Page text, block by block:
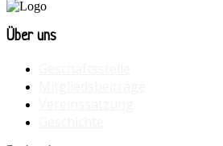
Über uns